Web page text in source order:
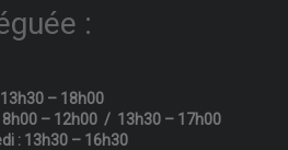
:
13h30 – 18h00
8h00 – 12h00 / 13h30 – 17h00
: 13h30 – 16h30